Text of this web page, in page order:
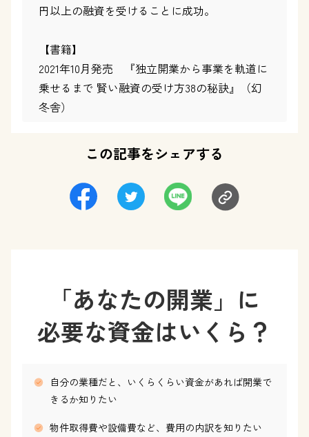
円以上の融資を受けることに成功。
【書籍】
2021年10月発売 『独立開業から事業を軌道に
乗せるまで 賢い融資の受け方38の秘訣』（幻
冬舎）
この記事をシェアする
「あなたの開業」に
必要な資金はいくら？
自分の業種だと、いくらくらい資金があれば開業で
きるか知りたい
物件取得費や設備費など、費用の内訳を知りたい